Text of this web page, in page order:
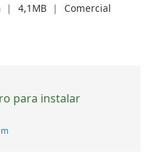
❘ 4,1MB ❘ Comercial
para instalar